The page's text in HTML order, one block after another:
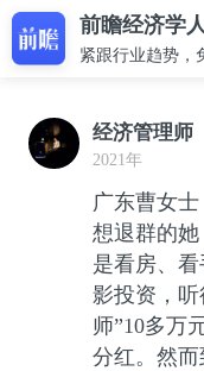
前瞻经济学
紧跟行业趋势，
经济管理师
2021年
广东曹女
想退群的
是看房、
影投资，
师”10多万
分红。然